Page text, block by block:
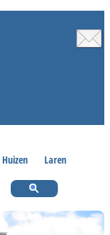
Huizen Laren